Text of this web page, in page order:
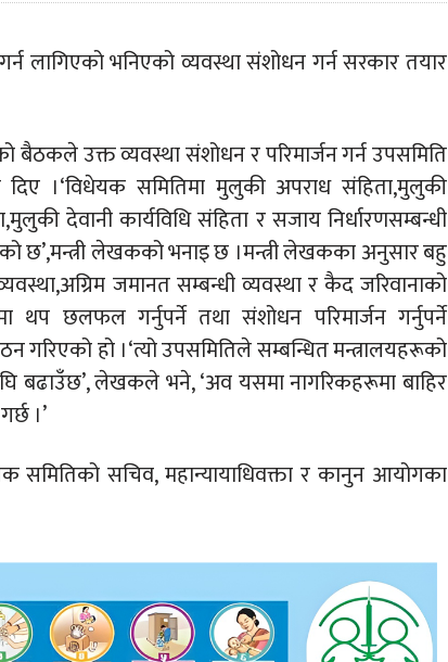
लागिएको भनिएको व्यवस्था संशोधन गर्न सरकार तयार
बैठकले उक्त व्यवस्था संशोधन र परिमार्जन गर्न उपसमिति
।‘विधेयक समितिमा मुलुकी अपराध संहिता,मुलुकी
देवानी कार्यविधि संहिता र सजाय निर्धारणसम्बन्धी
छ’,मन्त्री लेखकको भनाइ छ ।मन्त्री लेखकका अनुसार बहु
जमानत सम्बन्धी व्यवस्था र कैद जरिवानाको
थप छलफल गर्नुपर्ने तथा संशोधन परिमार्जन गर्नुपर्ने
हो ।‘त्यो उपसमितिले सम्बन्धित मन्त्रालयहरूको
बढाउँछ’, लेखकले भने, ‘अव यसमा नागरिकहरूमा बाहिर
।’
समितिको सचिव, महान्यायाधिवक्ता र कानुन आयोगका